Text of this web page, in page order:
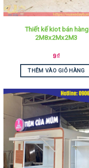
Thiết kế kiot bán hàng
2M8x2Mx2M3
9₫
THÊM VÀO GIỎ HÀNG